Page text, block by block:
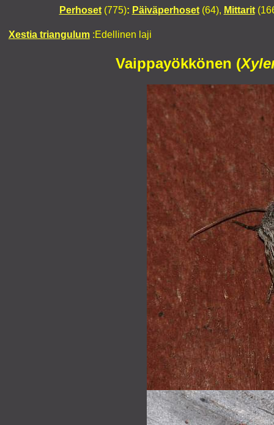
Perhoset(775): Päiväperhoset(64), Mittarit
Xestia triangulum:Edellinen laji
Vaippayökkönen (